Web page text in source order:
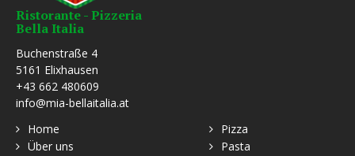
Ristorante - Pizzeria
Bella Italia
Buchenstraße 4
5161 Elixhausen
+43 662 480609
info@mia-bellaitalia.at
Home
Über uns
Pizza
Pasta